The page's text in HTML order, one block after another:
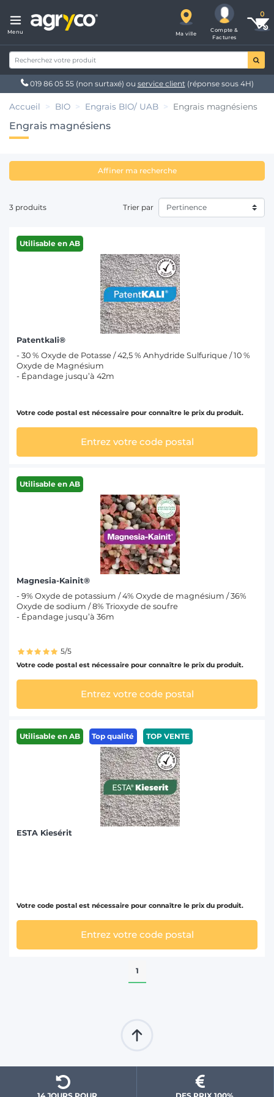
Menu Ma ville
Compte &
Factures
019 86 05 55 (non surtaxé) ou service client(réponse sous 4H)
Accueil BIO Engrais BIO/ UAB Engrais magnésiens
Engrais magnésiens
Affiner ma recherche
3 produits Trier par
Utilisable en AB
Patentkali®
- 30 % Oxyde de Potasse / 42,5 % Anhydride Sulfurique / 10 %
Oxyde de Magnésium
- Épandage jusqu’à 42m
Votre code postal est nécessaire pour connaître le prix du produit.
Entrez votre code postal
Utilisable en AB
Magnesia-Kainit®
- 9% Oxyde de potassium / 4% Oxyde de magnésium / 36%
Oxyde de sodium / 8% Trioxyde de soufre
- Épandage jusqu’à 36m
5/5
Votre code postal est nécessaire pour connaître le prix du produit.
Entrez votre code postal
Utilisable en AB Top qualité TOP VENTE
ESTA Kiesérit
Votre code postal est nécessaire pour connaître le prix du produit.
Entrez votre code postal
1